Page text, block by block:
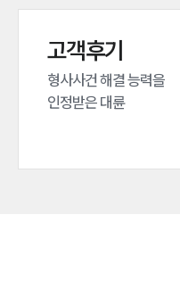
고객후기
형사사건 해결 능력을
인정받은 대륜